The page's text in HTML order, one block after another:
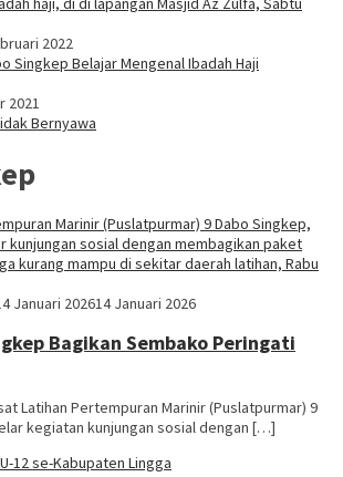
2022
Singkep Belajar Mengenal Ibadah Haji
2021
Bernyawa
Januari 202614 Januari 2026
Bagikan Sembako Peringati
Latihan Pertempuran Marinir (Puslatpurmar) 9
kegiatan kunjungan sosial dengan […]